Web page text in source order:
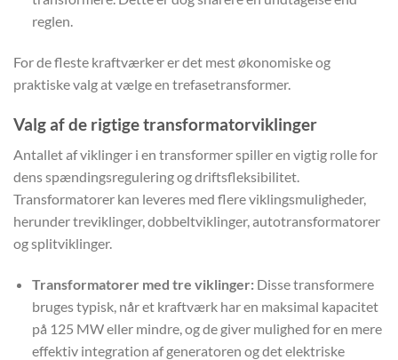
reglen.
For de fleste kraftværker er det mest økonomiske og
praktiske valg at vælge en trefasetransformer.
Valg af de rigtige transformatorviklinger
Antallet af viklinger i en transformer spiller en vigtig rolle for
dens spændingsregulering og driftsfleksibilitet.
Transformatorer kan leveres med flere viklingsmuligheder,
herunder treviklinger, dobbeltviklinger, autotransformatorer
og splitviklinger.
Transformatorer med tre viklinger:Disse transformere
bruges typisk, når et kraftværk har en maksimal kapacitet
på 125 MW eller mindre, og de giver mulighed for en mere
effektiv integration af generatoren og det elektriske